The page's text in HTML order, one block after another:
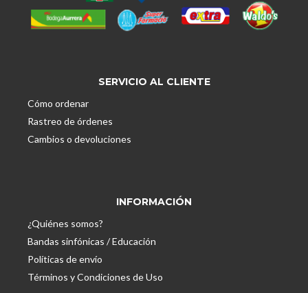
SERVICIO AL CLIENTE
Cómo ordenar
Rastreo de órdenes
Cambios o devoluciones
INFORMACIÓN
¿Quiénes somos?
Bandas sinfónicas / Educación
Políticas de envío
Términos y Condiciones de Uso